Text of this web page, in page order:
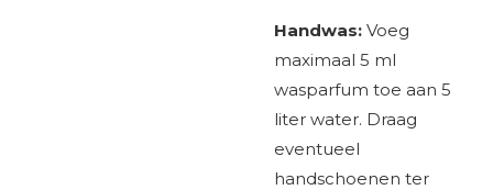
Handwas: Voeg
maximaal 5 ml
wasparfum toe aan 5
liter water. Draag
eventueel
handschoenen ter